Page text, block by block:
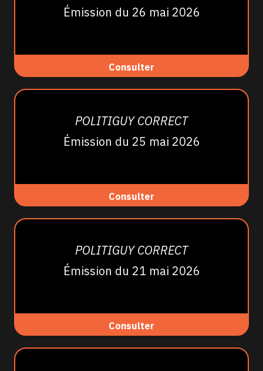
Émission du 26 mai 2026
Consulter
POLITIGUY CORRECT
Émission du 25 mai 2026
Consulter
POLITIGUY CORRECT
Émission du 21 mai 2026
Consulter